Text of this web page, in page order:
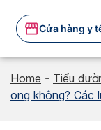
content
Cửa hàng y
Home - Tiểu
ong không? Các